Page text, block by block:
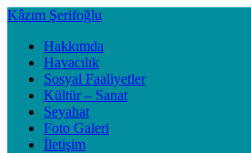
Kâzım Şerifoğlu
Hakkımda
Havacılık
Sosyal Faaliyetler
Kültür – Sanat
Seyahat
Foto Galeri
İletişim